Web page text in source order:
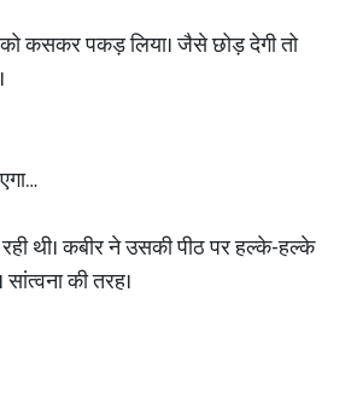
कसकर पकड़ लिया। जैसे छोड़ देगी तो
थी। कबीर ने उसकी पीठ पर हल्के-हल्के
की तरह।